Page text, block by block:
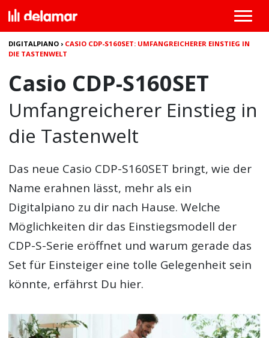
DIGITALPIANO › CASIO CDP-S160SET: UMFANGREICHERER EINSTIEG IN
DIE TASTENWELT
Casio CDP-S160SET
Umfangreicherer Einstieg in
die Tastenwelt
Das neue Casio CDP-S160SET bringt, wie der
Name erahnen lässt, mehr als ein
Digitalpiano zu dir nach Hause. Welche
Möglichkeiten dir das Einstiegsmodell der
CDP-S-Serie eröffnet und warum gerade das
Set für Einsteiger eine tolle Gelegenheit sein
könnte, erfährst Du hier.